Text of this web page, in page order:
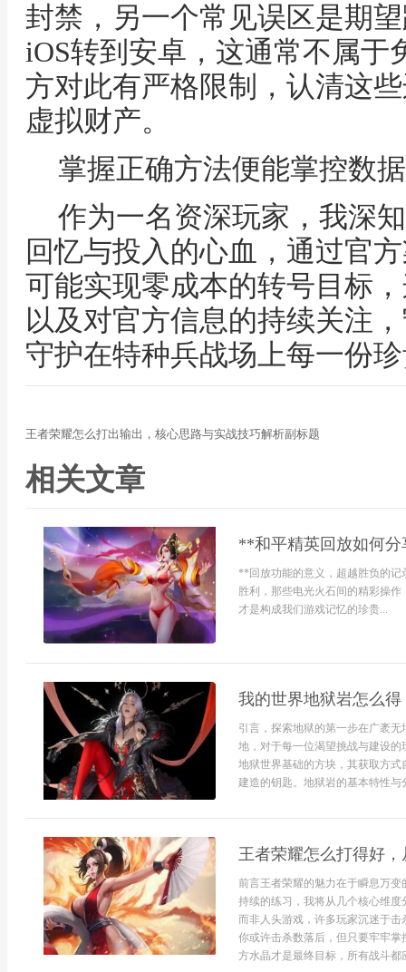
封禁，另一个常见误区是期
iOS转到安卓，这通常不属于
方对此有严格限制，认清这
虚拟财产。
掌握正确方法便能掌控数据
作为一名资深玩家，我深
回忆与投入的心血，通过官
可能实现零成本的转号目标
以及对官方信息的持续关注
守护在特种兵战场上每一份
王者荣耀怎么打出输出，核心思路与实战技巧解析副标题
相关文章
**和平精英回放如何
**回放功能的意义，超越胜负的
胜利，那些电光火石间的精彩操
才是构成我们游戏记忆的珍贵...
我的世界地狱岩怎么
引言，探索地狱的第一步在广袤
地，对于每一位渴望挑战与建设
地狱世界基础的方块，其获取方
建造的钥匙。地狱岩的基本特性
王者荣耀怎么打得好
前言王者荣耀的魅力在于瞬息万
持续的练习，我将从几个核心维
而非人头游戏，许多玩家沉迷于
你或许击杀数落后，但只要牢牢
方水晶才是最终目标，所有战斗都